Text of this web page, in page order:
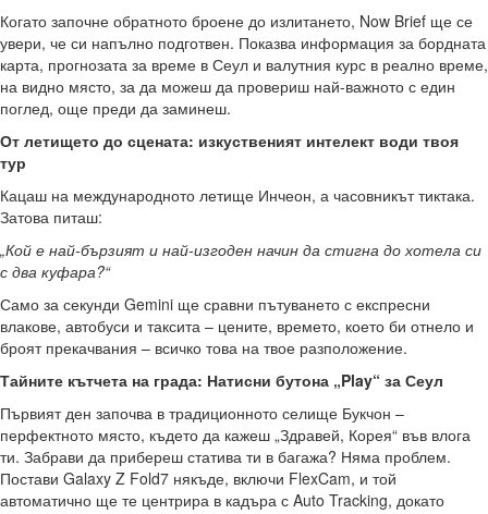
Когато започне обратното броене до излитането, Now Brief ще се
увери, че си напълно подготвен. Показва информация за бордната
карта, прогнозата за време в Сеул и валутния курс в реално време,
на видно място, за да можеш да провериш най-важното с един
поглед, още преди да заминеш.
От летището до сцената: изкуственият интелект води твоя
тур
Кацаш на международното летище Инчеон, а часовникът тиктака.
Затова питаш:
„Кой е най-бързият и най-изгоден начин да стигна до хотела си
с два куфара?“
Само за секунди Gemini ще сравни пътуването с експресни
влакове, автобуси и таксита – цените, времето, което би отнело и
броят прекачвания – всичко това на твое разположение.
Тайните кътчета на града: Натисни бутона „Play“ за Сеул
Първият ден започва в традиционното селище Букчон –
перфектното място, където да кажеш „Здравей, Корея“ във влога
ти. Забрави да прибереш статива ти в багажа? Няма проблем.
Постави Galaxy Z Fold7 някъде, включи FlexCam, и той
автоматично ще те центрира в кадъра с Auto Tracking, докато